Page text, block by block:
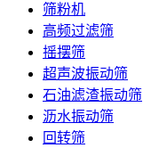
筛粉机
高频过滤筛
摇摆筛
超声波振动筛
石油滤渣振动筛
沥水振动筛
回转筛